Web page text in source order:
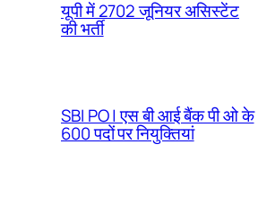
यूपी में 2702 जूनियर असिस्टेंट
की भर्ती
SBI PO | एस बी आई बैंक पी ओ के
600 पदों पर नियुक्तियां